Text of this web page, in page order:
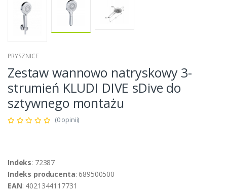
PRYSZNICE
Zestaw wannowo natryskowy 3-
strumień KLUDI DIVE sDive do
sztywnego montażu
(0 opinii)
Indeks: 72387
Indeks producenta: 689500500
EAN: 4021344117731